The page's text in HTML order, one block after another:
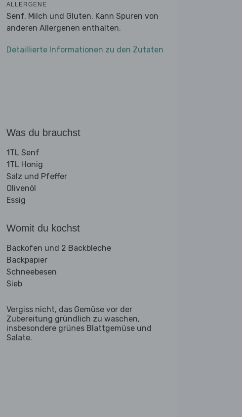
ALLERGENE
Senf, Milch und Gluten. Kann Spuren von
anderen Allergenen enthalten.
Detaillierte Informationen zu den Zutaten
Was du brauchst
1TL Senf
1TL Honig
Salz und Pfeffer
Olivenöl
Essig
Womit du kochst
Backofen und 2 Backbleche
Backpapier
Schneebesen
Sieb
Vergiss nicht, das Gemüse vor der
Zubereitung gründlich zu waschen,
insbesondere grünes Blattgemüse und
Salate.